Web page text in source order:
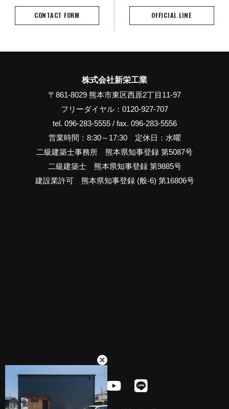
CONTACT FORM OFFICIAL LINE
株式会社新栄工業
〒861-8029 熊本市東区西原2丁目11-97
フリーダイヤル：0120-927-707
tel. 096-283-5555 / fax. 096-283-5556
営業時間：8:30～17:30 定休日：水曜
二級建築士事務所 熊本県知事登録 第5087号
二級建築士 熊本県知事登録 第9885号
建設業許可 熊本県知事登録 (般-6) 第16806号